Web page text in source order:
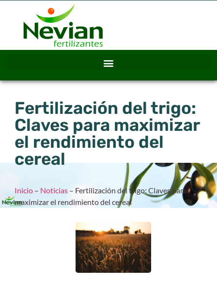
Fertilización del trigo:
Claves para maximizar
el rendimiento del
cereal
Inicio – Noticias – Fertilización del trigo: Claves para
maximizar el rendimiento del cereal